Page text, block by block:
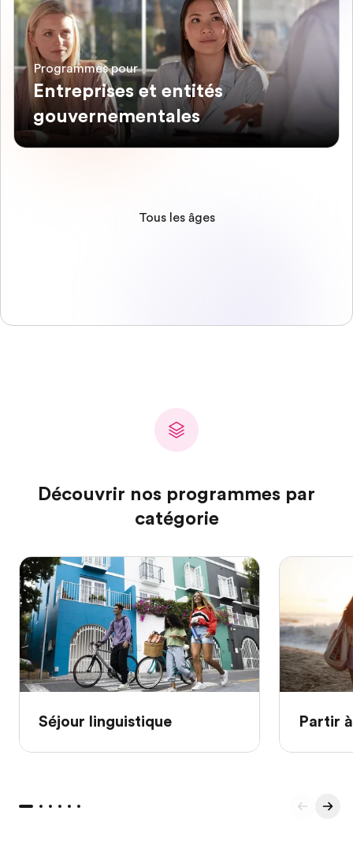
Programmes pour
Entreprises et entités
gouvernementales
Tous les âges
Découvrir nos programmes par
catégorie
Séjour linguistique Partir